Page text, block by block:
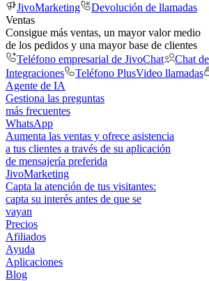
JivoMarketing
Devolución de llamadas
Ventas
Consigue más ventas, un mayor valor medio
de los pedidos y una mayor base de clientes
Teléfono empresarial de JivoChat
Chat
Integraciones
Teléfono PlusVideo llamadas
Agente de IA
Gestiona las preguntas
más frecuentes
WhatsApp
Aumenta las ventas y ofrece asistencia
a tus clientes a través de su aplicación
de mensajería preferida
JivoMarketing
Capta la atención de tus visitantes:
capta su interés antes de que se
vayan
Precios
Afiliados
Ayuda
Aplicaciones
Blog